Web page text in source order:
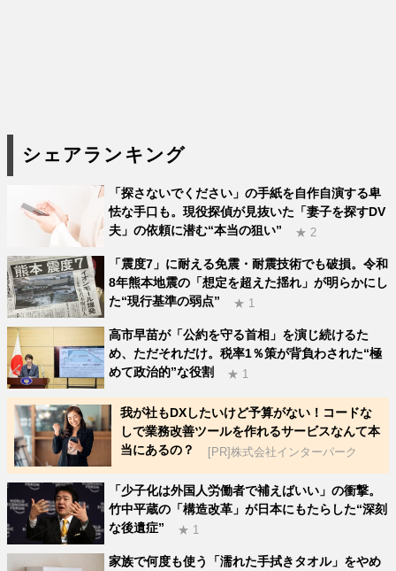
シェアランキング
「探さないでください」の手紙を自作自演する卑
怯な手口も。現役探偵が見抜いた「妻子を探すDV
夫」の依頼に潜む“本当の狙い”
★ 2
「震度7」に耐える免震・耐震技術でも破損。令和
8年熊本地震の「想定を超えた揺れ」が明らかにし
た“現行基準の弱点”
★ 1
高市早苗が「公約を守る首相」を演じ続けるた
め、ただそれだけ。税率1％策が背負わされた“極
めて政治的”な役割
★ 1
我が社もDXしたいけど予算がない！コードな
しで業務改善ツールを作れるサービスなんて本
当にあるの？
[PR]株式会社インターパーク
「少子化は外国人労働者で補えばいい」の衝撃。
竹中平蔵の「構造改革」が日本にもたらした“深刻
な後遺症”
★ 1
家族で何度も使う「濡れた手拭きタオル」をやめ